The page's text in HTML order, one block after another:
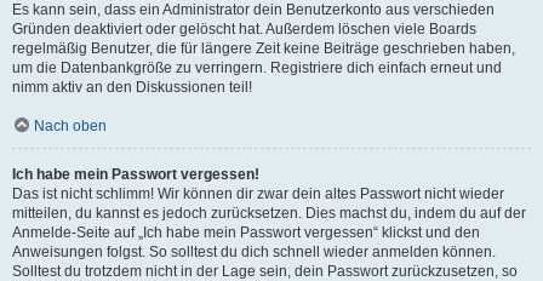
Es kann sein, dass ein Administrator dein Benutzerkonto aus verschieden
Gründen deaktiviert oder gelöscht hat. Außerdem löschen viele Boards
regelmäßig Benutzer, die für längere Zeit keine Beiträge geschrieben haben,
um die Datenbankgröße zu verringern. Registriere dich einfach erneut und
nimm aktiv an den Diskussionen teil!
Nach oben
Ich habe mein Passwort vergessen!
Das ist nicht schlimm! Wir können dir zwar dein altes Passwort nicht wieder
mitteilen, du kannst es jedoch zurücksetzen. Dies machst du, indem du auf der
Anmelde-Seite auf „Ich habe mein Passwort vergessen“ klickst und den
Anweisungen folgst. So solltest du dich schnell wieder anmelden können.
Solltest du trotzdem nicht in der Lage sein, dein Passwort zurückzusetzen, so